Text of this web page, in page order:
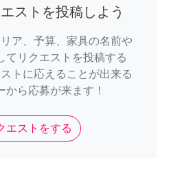
ストを投稿しよう
ア、予算、家具の名前や
てリクエストを投稿する
トに応えることが出来る
から応募が来ます！
エストをする